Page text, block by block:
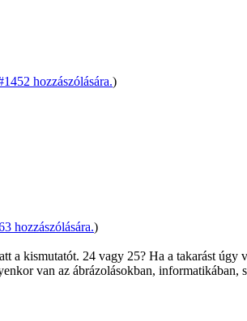
hozzászólására.)
hozzászólására.)
a kismutatót. 24 vagy 25? Ha a takarást
van az ábrázolásokban,